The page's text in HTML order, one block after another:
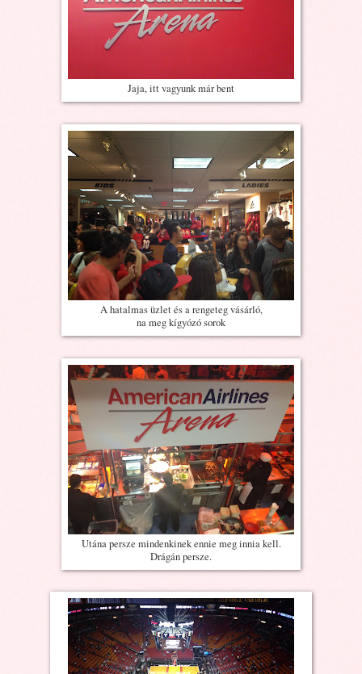
Jaja, itt vagyunk már bent
A hatalmas üzlet és a rengeteg vásárló,
na meg kígyózó sorok
Utána persze mindenkinek ennie meg innia kell.
Drágán persze.